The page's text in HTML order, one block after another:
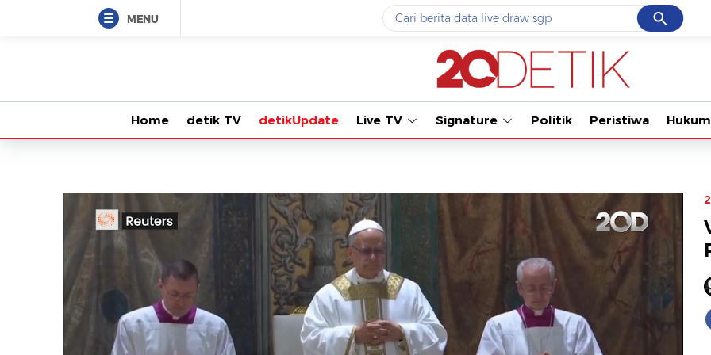
MENU Cancel
Yang sedang ramai dicari
data live draw sgp
#3prabowo
#5gempa hari ini
Promoted
Terakhir yang dicari
Loading...
Tonton kabar terbaru
Home detik TV detikUpdate Live TV Signature Politik Peristiwa Hukum